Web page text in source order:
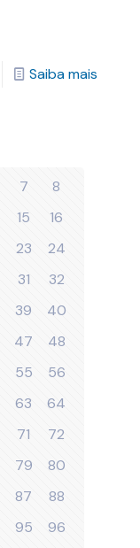
Saiba mais
7
8
15
16
23
24
31
32
39
40
47
48
55
56
63
64
71
72
79
80
87
88
95
96